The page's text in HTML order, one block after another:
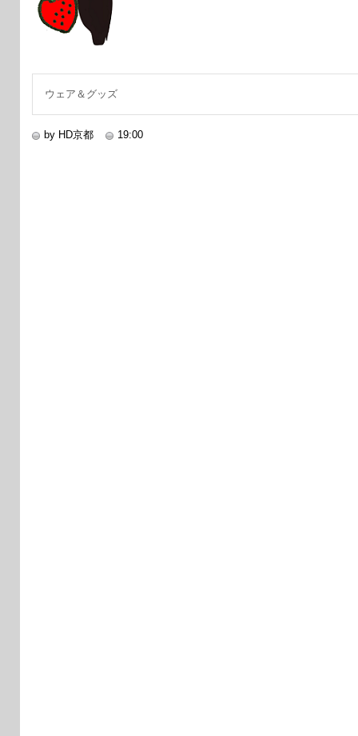
ウェア＆グッズ
by HD京都 19:00